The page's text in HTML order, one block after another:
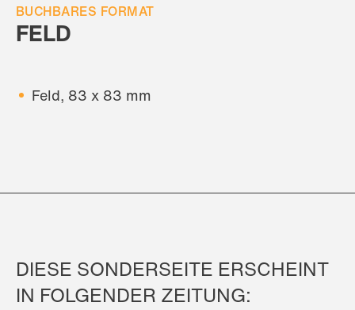
BUCHBARES FORMAT
FELD
Feld, 83 x 83 mm
DIESE SONDERSEITE ERSCHEINT
IN FOLGENDER ZEITUNG: